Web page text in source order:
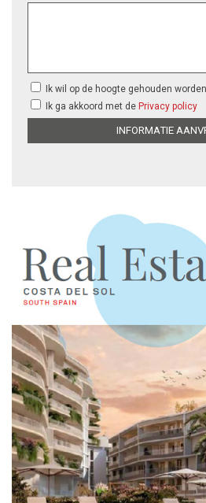
Ik wil op de hoogte gehouden
Ik ga akkoord met de Privacy policy